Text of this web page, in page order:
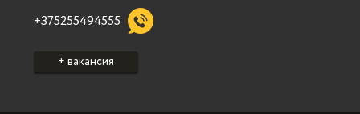
+375255494555
+ вакансия